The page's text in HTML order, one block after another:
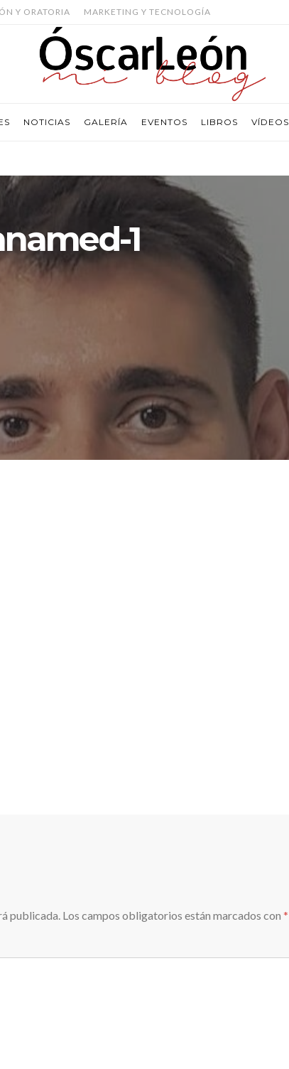
Y ORATORIA MARKETING Y TECNOLOGÍA
NOTICIAS GALERÍA EVENTOS LIBROS VÍDEOS
1
publicada. Los campos obligatorios están marcados con *